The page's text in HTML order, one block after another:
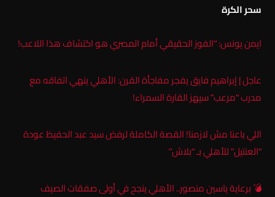
سحر الكرة
ايمن يونس: “الفوز الحقيقي أمام المصري هو اكتشاف هذا اللاعب!
عاجل | إبراهيم فايق يفجر مفاجأة القرن: الأهلي ينهي اتفاقه مع
مدرب “مرعب” سيهز القارة السمراء!
اللي باعنا مش لازمنا! القصة الكاملة لرفض سيد عبد الحفيظ عودة
“العنتيل” للأهلي بـ “بلاش”
💣 برعاية ياسين منصور.. الأهلي ينجح في أولى صفقات الصيف